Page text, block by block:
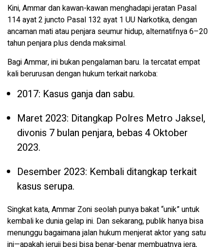
Kini, Ammar dan kawan-kawan menghadapi jeratan Pasal
114 ayat 2 juncto Pasal 132 ayat 1 UU Narkotika, dengan
ancaman mati atau penjara seumur hidup, alternatifnya 6–20
tahun penjara plus denda maksimal.
Bagi Ammar, ini bukan pengalaman baru. Ia tercatat empat
kali berurusan dengan hukum terkait narkoba:
2017: Kasus ganja dan sabu.
Maret 2023: Ditangkap Polres Metro Jaksel,
divonis 7 bulan penjara, bebas 4 Oktober
2023.
Desember 2023: Kembali ditangkap terkait
kasus serupa.
Singkat kata, Ammar Zoni seolah punya bakat “unik” untuk
kembali ke dunia gelap ini. Dan sekarang, publik hanya bisa
menunggu bagaimana jalan hukum menjerat aktor yang satu
ini—apakah jeruji besi bisa benar-benar membuatnya jera,